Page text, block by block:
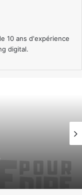
10 ans d'expérience
digital.
(ou